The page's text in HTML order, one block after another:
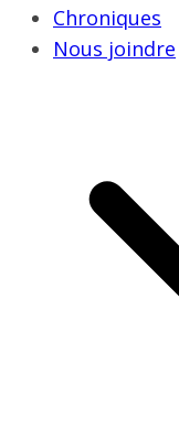
Chroniques
Nous joindre